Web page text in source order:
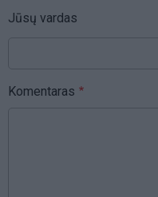
Jūsų vardas
Komentaras